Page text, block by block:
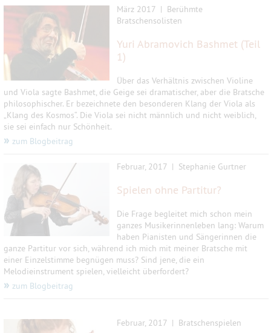
März 2017 | Berühmte
Bratschensolisten
Yuri Abramovich Bashmet (Teil
1)
Über das Verhältnis zwischen Violine
und Viola sagte Bashmet, die Geige sei dramatischer, aber die Bratsche
philosophischer. Er bezeichnete den besonderen Klang der Viola als
„Klang des Kosmos“. Die Viola sei nicht männlich und nicht weiblich,
sie sei einfach nur Schönheit.
» zum Blogbeitrag
Februar, 2017 | Stephanie Gurtner
Spielen ohne Partitur?
Die Frage begleitet mich schon mein
ganzes Musikerinnenleben lang: Warum
haben Pianisten und Sängerinnen die
ganze Partitur vor sich, während ich mich mit meiner Bratsche mit
einer Einzelstimme begnügen muss? Sind jene, die ein
Melodieinstrument spielen, vielleicht überfordert?
» zum Blogbeitrag
Februar, 2017 | Bratschenspielen